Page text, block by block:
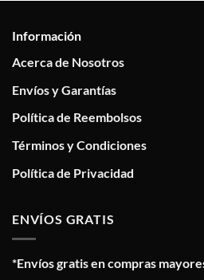
Información
Acerca de Nosotros
Envíos y Garantías
Política de Reembolsos
Términos y Condiciones
Política de Privacidad
ENVÍOS GRATIS
*Envíos gratis en compras